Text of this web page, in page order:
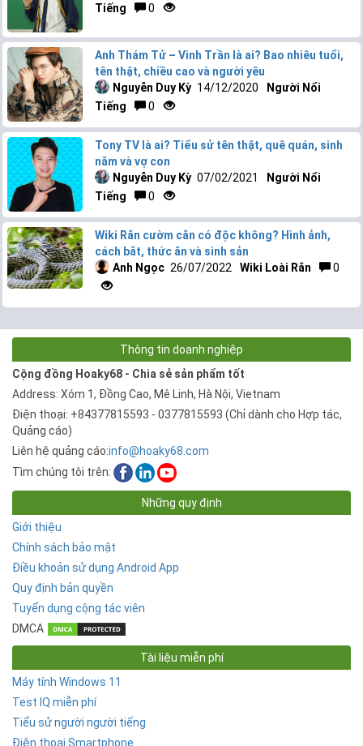
Tiếng
0
Anh Thám Tử – Vinh Trần là ai? Bao nhiêu tuổi,
tên thật, chiều cao và người yêu
Nguyễn Duy Kỳ 14/12/2020
Người Nổi
Tiếng
0
Tony TV là ai? Tiểu sử tên thật, quê quán, sinh
năm và vợ con
Nguyễn Duy Kỳ 07/02/2021
Người Nổi
Tiếng
0
Wiki Rắn cườm cắn có độc không? Hình ảnh,
cách bắt, thức ăn và sinh sản
Anh Ngọc 26/07/2022 Wiki Loài Rắn 0
Thông tin doanh nghiệp
Cộng đồng Hoaky68 - Chia sẻ sản phẩm tốt
Address: Xóm 1, Đồng Cao, Mê Linh, Hà Nội, Vietnam
Điện thoại: +84377815593 - 0377815593 (Chỉ dành cho Hợp tác,
Quảng cáo)
Liên hệ quảng cáo:info@hoaky68.com
Tìm chúng tôi trên:
Những quy định
Giới thiệu
Chính sách bảo mật
Điều khoản sử dụng Android App
Quy định bản quyền
Tuyển dụng cộng tác viên
DMCA
Tài liệu miễn phí
Máy tính Windows 11
Test IQ miễn phí
Tiểu sử người người tiếng
Điện thoại Smartphone